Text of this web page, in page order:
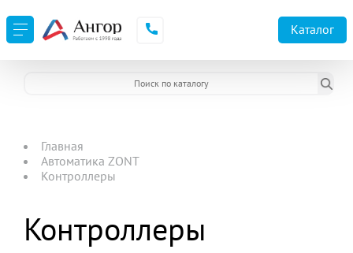
Каталог
Главная
Автоматика ZONT
Контроллеры
Контроллеры